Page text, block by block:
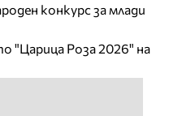
конкурс за млади
"Царица Роза 2026" на